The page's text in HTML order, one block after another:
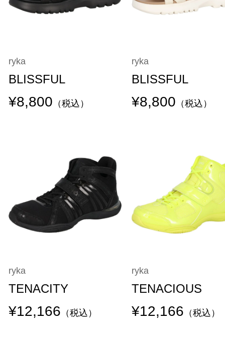
ryka
BLISSFUL
¥8,800 （税込）
ryka
BLISSFUL
¥8,800 （税込）
ryka
TENACITY
¥12,166 （税込）
ryka
TENACIOUS
¥12,166 （税込）